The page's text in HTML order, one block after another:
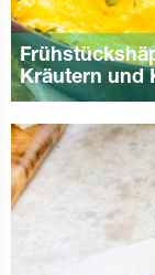
Kräutern und